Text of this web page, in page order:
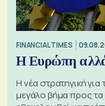
FINANCIAL TIMES
Η Ευρώπη
Η νέα στρατηγική για
μεγάλο βήμα προς